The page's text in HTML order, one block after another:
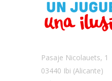
Pasaje Nicolauets, 1
03440 Ibi (Alicante)